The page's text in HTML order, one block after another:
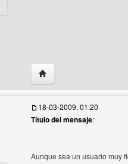
perfil del usuario
Visitar sitio web del
18-03-2009, 01:20
Título del mensaje:
Aunque sea un usuario muy